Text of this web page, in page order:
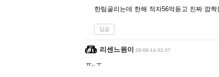
한팀굴리는데 한해 적자56억듣고 진짜 깜짝
답글
리센느원이 26-06-14 02:37
ㅠ,.ㅜ